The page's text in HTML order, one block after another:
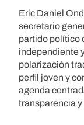
Eric Daniel
secretario
partido político
independiente
polarización
perfil joven y
agenda
transparencia